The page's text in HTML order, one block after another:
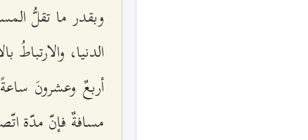
وبقدر ما تقلُّ
الدنيا،
أربعٌ وعشرونَ
مسافةٌ فإنّ مدّة